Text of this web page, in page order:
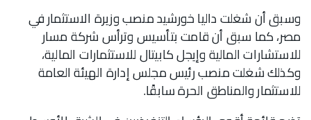
وسبق أن شغلت داليا خورشيد منصب وزيرة الاستثمار في
مصر، كما سبق أن قامت بتأسيس وترأس شركة مسار
للاستشارات المالية وإيجل كابيتال للاستثمارات المالية،
وكذلك شغلت منصب رئيس مجلس إدارة الهيئة العامة
للاستثمار والمناطق الحرة سابقًا.